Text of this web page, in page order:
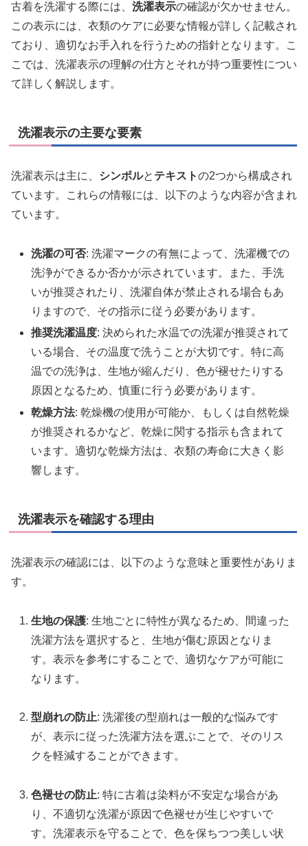
古着を洗濯する際には、 洗濯表示の確認が欠かせません。
この表示には、衣類のケアに必要な情報が詳しく記載され
ており、適切なお手入れを行うための指針となります。こ
こでは、洗濯表示の理解の仕方とそれが持つ重要性につい
て詳しく解説します。
洗濯表示の主要な要素
洗濯表示は主に、 シンボルと テキストの2つから構成され
ています。これらの情報には、以下のような内容が含まれ
ています。
洗濯の可否: 洗濯マークの有無によって、洗濯機での
洗浄ができるか否かが示されています。また、手洗
いが推奨されたり、洗濯自体が禁止される場合もあ
りますので、その指示に従う必要があります。
推奨洗濯温度: 決められた水温での洗濯が推奨されて
いる場合、その温度で洗うことが大切です。特に高
温での洗浄は、生地が縮んだり、色が褪せたりする
原因となるため、慎重に行う必要があります。
乾燥方法: 乾燥機の使用が可能か、もしくは自然乾燥
が推奨されるかなど、乾燥に関する指示も含まれて
います。適切な乾燥方法は、衣類の寿命に大きく影
響します。
洗濯表示を確認する理由
洗濯表示の確認には、以下のような意味と重要性がありま
す。
生地の保護: 生地ごとに特性が異なるため、間違った
洗濯方法を選択すると、生地が傷む原因となりま
す。表示を参考にすることで、適切なケアが可能に
なります。
型崩れの防止: 洗濯後の型崩れは一般的な悩みです
が、表示に従った洗濯方法を選ぶことで、そのリス
クを軽減することができます。
色褪せの防止: 特に古着は染料が不安定な場合があ
り、不適切な洗濯が原因で色褪せが生じやすいで
す。洗濯表示を守ることで、色を保ちつつ美しい状